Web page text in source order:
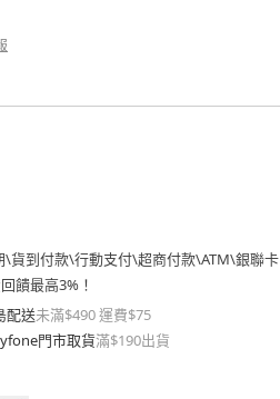
\貨到付款\行動支付\超商付款\ATM\銀聯卡
饋最高3%！
配送未滿$490 運費$75
門市取貨滿$190出貨